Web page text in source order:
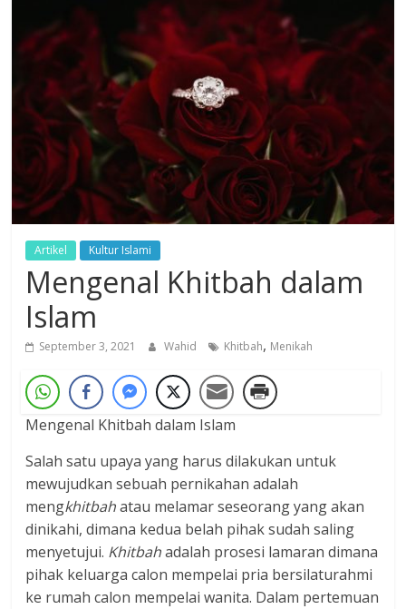
Dzikir,
Fikir,
Artikel Kultur Islami
Mengenal Khitbah dalam
Islam
September 3, 2021 Wahid Khitbah, Menikah
Mengenal Khitbah dalam Islam
Salah satu upaya yang harus dilakukan untuk
mewujudkan sebuah pernikahan adalah
mengkhitbahatau melamar seseorang yang akan
dinikahi, dimana kedua belah pihak sudah saling
menyetujui. Khitbahadalah prosesi lamaran dimana
pihak keluarga calon mempelai pria bersilaturahmi
ke rumah calon mempelai wanita. Dalam pertemuan